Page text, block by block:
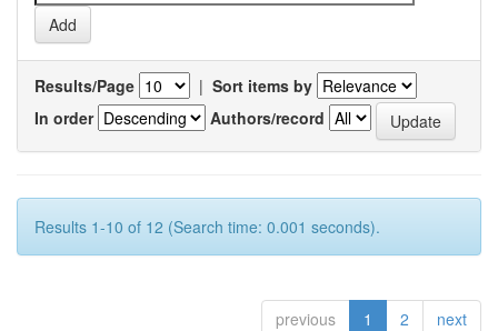
Results/Page | Sort items by
In order
Authors/record
Results 1-10 of 12 (Search time: 0.001 seconds).
previous 1 2 next